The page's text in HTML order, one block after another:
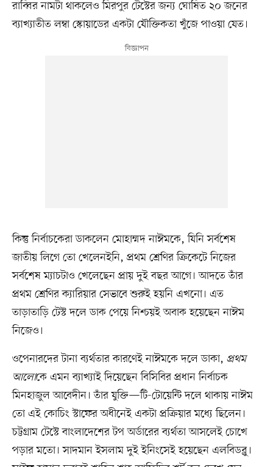
রাব্বির নামটা থাকলেও মিরপুর টেস্টের জন্য ঘোষিত ২০ জনের
ব্যাখ্যাতীত লম্বা স্কোয়াডের একটা যৌক্তিকতা খুঁজে পাওয়া যেত।
কিন্তু নির্বাচকেরা ডাকলেন মোহাম্মদ নাঈমকে, যিনি সর্বশেষ
জাতীয় লিগে তো খেলেনইনি, প্রথম শ্রেণির ক্রিকেটে নিজের
সর্বশেষ ম্যাচটাও খেলেছেন প্রায় দুই বছর আগে। আদতে তাঁর
প্রথম শ্রেণির ক্যারিয়ার সেভাবে শুরুই হয়নি এখনো। এত
তাড়াতাড়ি টেস্ট দলে ডাক পেয়ে নিশ্চয়ই অবাক হয়েছেন নাঈম
নিজেও।
ওপেনারদের টানা ব্যর্থতার কারণেই নাঈমকে দলে ডাকা, প্রথম
আলোকে এমন ব্যাখ্যাই দিয়েছেন বিসিবির প্রধান নির্বাচক
মিনহাজুল আবেদীন। তাঁর যুক্তি—টি-টোয়েন্টি দলে থাকায় নাঈম
তো এই কোচিং স্টাফের অধীনেই একটা প্রক্রিয়ার মধ্যে ছিলেন।
চট্টগ্রাম টেস্টে বাংলাদেশের টপ অর্ডারের ব্যর্থতা আসলেই চোখে
পড়ার মতো। সাদমান ইসলাম দুই ইনিংসেই হয়েছেন এলবিডব্লু।